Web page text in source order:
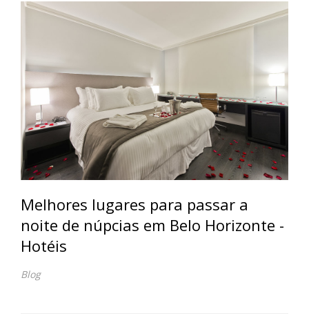
Melhores lugares para passar a
noite de núpcias em Belo Horizonte -
Hotéis
Blog